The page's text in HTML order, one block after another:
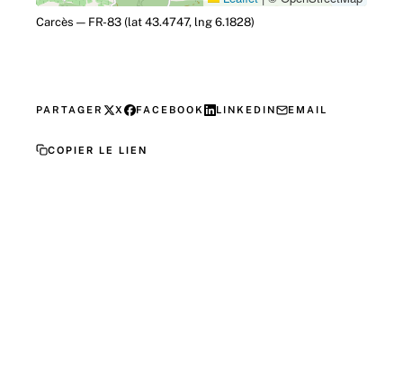
Carcès — FR-83 (lat 43.4747, lng 6.1828)
PARTAGER X FACEBOOK LINKEDIN EMAIL
COPIER LE LIEN